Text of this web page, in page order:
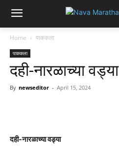
Home पाककला
पाककला
दही-नारळाच्या वड्या
By newseditor - April 15, 2024
दही-नारळाच्या वड्या